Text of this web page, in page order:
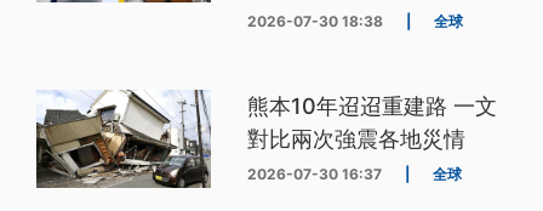
2026-07-30 18:38 全球
熊本10年迢迢重建路 一文
對比兩次強震各地災情
2026-07-30 16:37 全球